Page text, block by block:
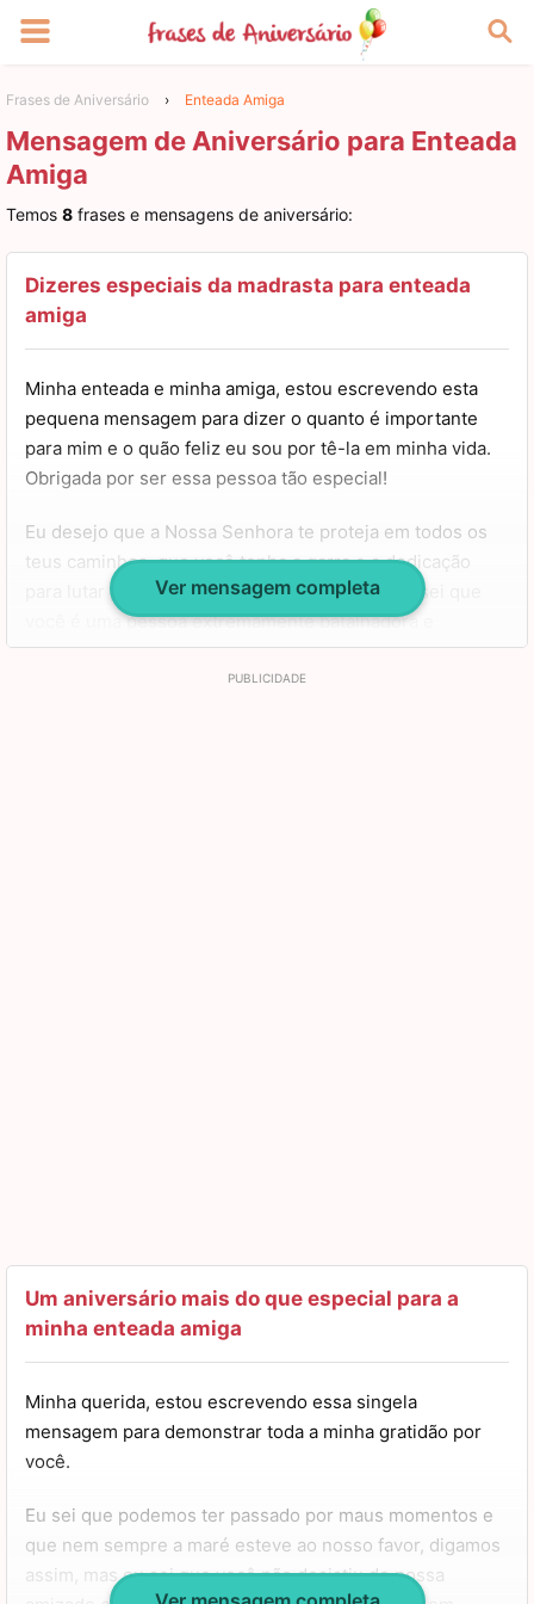
Frases de Aniversário › Enteada Amiga
Mensagem de Aniversário para Enteada
Amiga
Temos 8 frases e mensagens de aniversário:
Dizeres especiais da madrasta para enteada
amiga
Minha enteada e minha amiga, estou escrevendo esta
pequena mensagem para dizer o quanto é importante
para mim e o quão feliz eu sou por tê-la em minha vida.
Obrigada por ser essa pessoa tão especial!
Eu desejo que a Nossa Senhora te proteja em todos os
teus caminhos, que você tenha a garra e a dedicação
para lutar por todos os seus objetivos, pois eu sei que
você é uma pessoa extremamente batalhadora e
merecedora, e que você tenha fé, acima de tudo, para
viver em tranquilidade e para que Deus abençoe os seus
Ver mensagem completa
Um aniversário mais do que especial para a
minha enteada amiga
Minha querida, estou escrevendo essa singela
mensagem para demonstrar toda a minha gratidão por
você.
Eu sei que podemos ter passado por maus momentos e
que nem sempre a maré esteve ao nosso favor, digamos
assim, mas eu sei que você não desistiu de nossa